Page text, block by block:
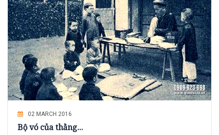
02 MARCH 2016
Bộ vó của thằng...